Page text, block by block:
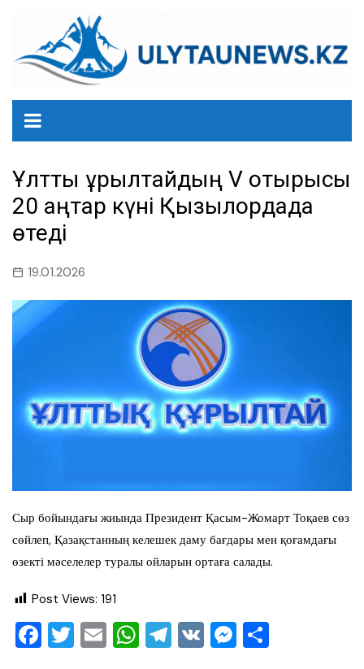
содержанию
Ұлттық құрылтайдың V отырысы
20 қаңтар күні Қызылордада
өтеді
19.01.2026
Сыр бойындағы жиында Президент Қасым-Жомарт Тоқаев сөз
сөйлеп, Қазақстанның келешек даму бағдары мен қоғамдағы
өзекті мәселелер туралы ойларын ортаға салады.
Post Views: 191
F T E W T V M